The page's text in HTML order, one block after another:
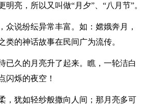
明亮，所以又叫做“月夕”、“八月节”。
众说纷纭异常丰富。如：嫦娥奔月，
类的神话故事在民间广为流传。
已久的月亮升了起来。瞧，一轮洁白
闪烁的夜空！
，犹如轻纱般撒向人间；那月亮多可